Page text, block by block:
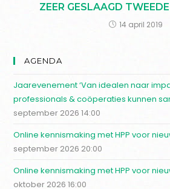
ZEER GESLAAGD
14 april 2019
AGENDA
Jaarevenement ‘Van idealen naar
professionals & coöperaties kunnen
september 2026 14:00
Online kennismaking met HPP voor
september 2026 20:00
Online kennismaking met HPP voor
oktober 2026 16:00